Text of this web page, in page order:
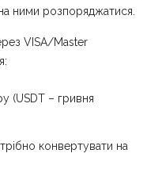
ними розпоряджатися.
VISA/Master
(USDT – гривня
конвертувати на